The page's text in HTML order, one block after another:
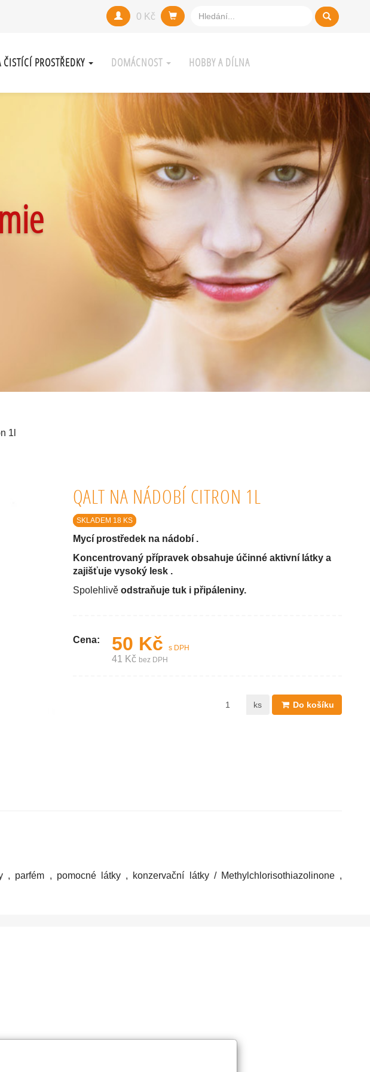
0 Kč
ČISTÍCÍ PROSTŘEDKY DOMÁCNOST HOBBY A DÍLNA
1l
QALT NA NÁDOBÍ CITRON 1L
SKLADEM 18 KS
Mycí prostředek na nádobí .
Koncentrovaný přípravek obsahuje účinné aktivní látky a
zajišťuje vysoký lesk .
Spolehlivě odstraňuje tuk i připáleniny.
Cena: 50 Kč s DPH
41 Kč bez DPH
ks Do košíku
parfém , pomocné látky , konzervační látky / Methylchlorisothiazolinone ,